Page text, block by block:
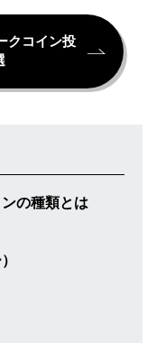
クコイン投
の種類とは